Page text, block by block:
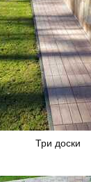
Три доски